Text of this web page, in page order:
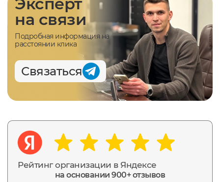
Рейтинг организации в Яндексе
на основании 900+ отзывов
на связи
Подробная информация на
расстоянии клика
Связаться